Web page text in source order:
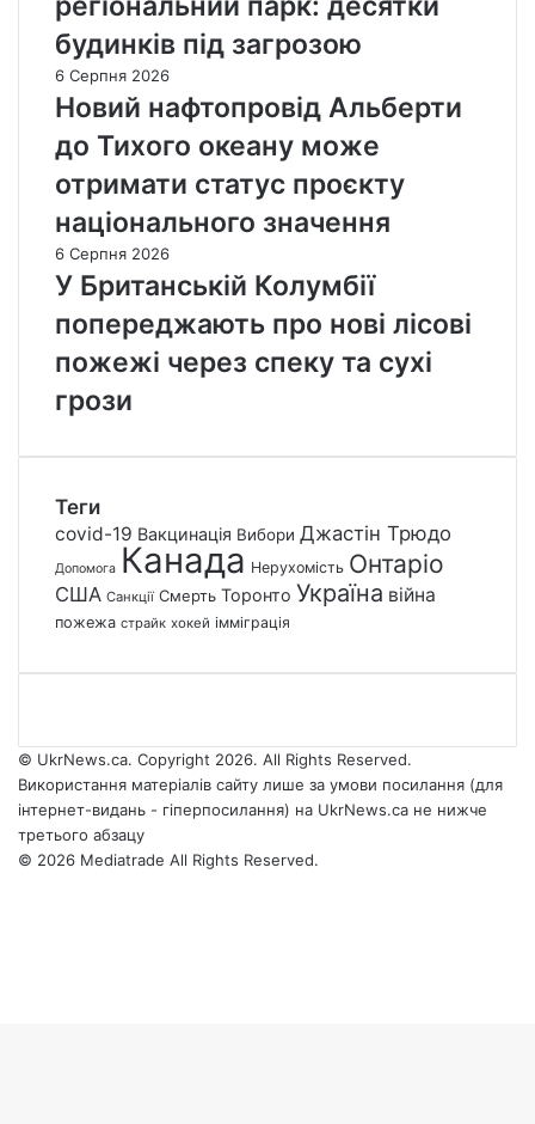
будинків під загрозою
6 Серпня 2026
Новий нафтопровід Альберти
до Тихого океану може
отримати статус проєкту
національного значення
6 Серпня 2026
У Британській Колумбії
попереджають про нові лісові
пожежі через спеку та сухі
грози
Теги
covid-19 Вакцинація Вибори Джастін Трюдо
Допомога Канада Нерухомість Онтаріо
США Санкції Смерть Торонто Україна війна
пожежа страйк хокей імміграція
© UkrNews.ca. Copyright 2026. All Rights Reserved.
Використання матеріалів сайту лише за умови посилання (для
інтернет-видань - гіперпосилання) на UkrNews.ca не нижче
третього абзацу
© 2026 Mediatrade All Rights Reserved.